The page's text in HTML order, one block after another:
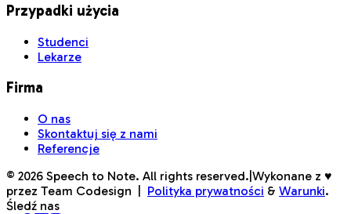
Przypadki użycia
Studenci
Lekarze
Firma
O nas
Skontaktuj się z nami
Referencje
© 2026 Speech to Note. All rights reserved. Wykonane z ♥
przez Team Codesign
Polityka prywatności & Warunki.
Śledź nas